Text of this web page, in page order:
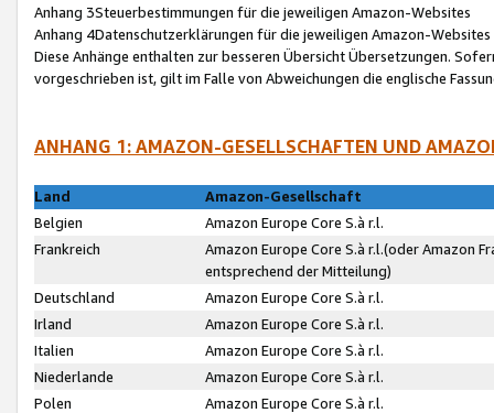
Anhang 3Steuerbestimmungen für die jeweiligen Amazon-Websites
Anhang 4Datenschutzerklärungen für die jeweiligen Amazon-Websites
Diese Anhänge enthalten zur besseren Übersicht Übersetzungen.
vorgeschrieben ist, gilt im Falle von Abweichungen die englische
ANHANG 1: AMAZON-GESELLSCHAFTEN UND
Land
Amazon-Gesellschaft
Belgien
Amazon Europe Core S.à r.l.
Frankreich
Amazon Europe Core S.à r.l.(oder Amazon
entsprechend der Mitteilung)
Deutschland
Amazon Europe Core S.à r.l.
Irland
Amazon Europe Core S.à r.l.
Italien
Amazon Europe Core S.à r.l.
Niederlande
Amazon Europe Core S.à r.l.
Polen
Amazon Europe Core S.à r.l.